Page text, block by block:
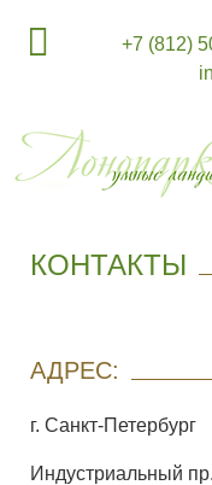
+7 (812)
КОНТАКТЫ
АДРЕС:
г. Санкт-Петербург
Индустриальный